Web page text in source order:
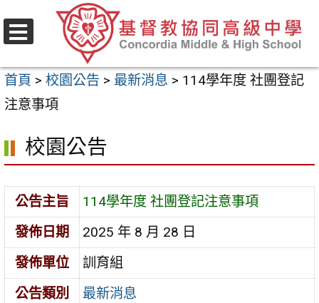
至
要
內
區
首頁 > 校園公告 > 最新消息 > 114學年度 社團登記
注意事項
校園公告
公告主旨
114學年度 社團登記注意事項
發佈日期
2025 年 8 月 28 日
發佈單位
訓育組
公告類別
最新消息
選
單